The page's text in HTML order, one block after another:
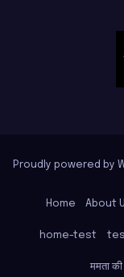
Proudly powered by
Home About
home-test
ममता